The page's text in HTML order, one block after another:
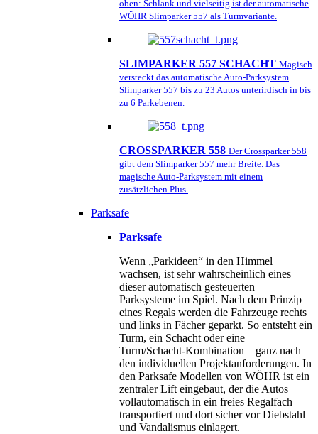
oben: Schlank und vielseitig ist der automatische
WÖHR Slimparker 557 als Turmvariante.
SLIMPARKER 557 SCHACHT Magisch
versteckt das automatische Auto-Parksystem
Slimparker 557 bis zu 23 Autos unterirdisch in bis
zu 6 Parkebenen.
CROSSPARKER 558 Der Crossparker 558
gibt dem Slimparker 557 mehr Breite. Das
magische Auto-Parksystem mit einem
zusätzlichen Plus.
Parksafe
Parksafe
Wenn „Parkideen“ in den Himmel
wachsen, ist sehr wahrscheinlich eines
dieser automatisch gesteuerten
Parksysteme im Spiel. Nach dem Prinzip
eines Regals werden die Fahrzeuge rechts
und links in Fächer geparkt. So entsteht ein
Turm, ein Schacht oder eine
Turm/Schacht-Kombination – ganz nach
den individuellen Projektanforderungen. In
den Parksafe Modellen von WÖHR ist ein
zentraler Lift eingebaut, der die Autos
vollautomatisch in ein freies Regalfach
transportiert und dort sicher vor Diebstahl
und Vandalismus einlagert.